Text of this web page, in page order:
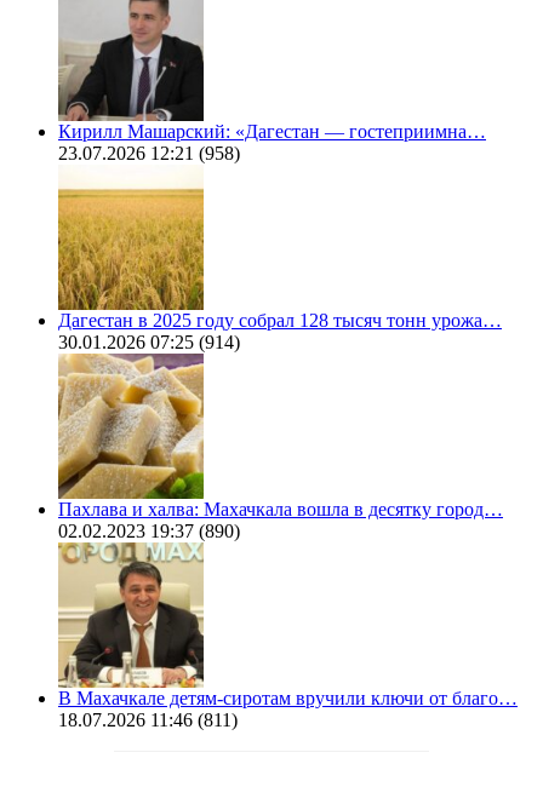
Кирилл Машарский: «Дагестан — гостеприимна…
23.07.2026 12:21 (958)
Дагестан в 2025 году собрал 128 тысяч тонн урожа…
30.01.2026 07:25 (914)
Пахлава и халва: Махачкала вошла в десятку город…
02.02.2023 19:37 (890)
В Махачкале детям-сиротам вручили ключи от благо…
18.07.2026 11:46 (811)